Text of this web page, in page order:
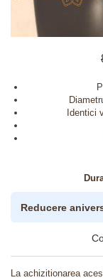
Identici
Reducere
La achizitionarea